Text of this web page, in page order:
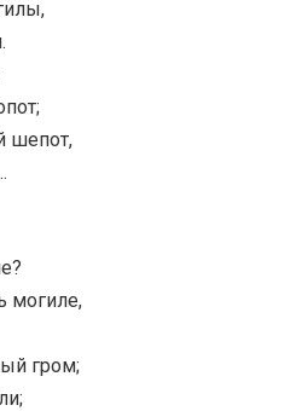
шепот,
могиле,
гром;